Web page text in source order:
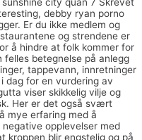
debby ryan porno
Er du ikke medlem og
og strendene er
å hindre at folk kommer for
betegnelse på anlegg
tappevann, innretninger
dag for en vurdering av
viser skikkelig vilje og
Her er det også svært
mye erfaring med å
opplevelser med
kroppen blir engstelig og på